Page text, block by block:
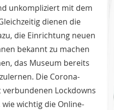
unkompliziert mit dem
dienen die
die Einrichtung neuen
bekannt zu machen
das Museum bereits
Die Corona-
Lockdowns
wichtig die Online-